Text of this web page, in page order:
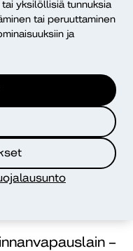
yksilöllisiä tunnuksia
tai peruuttaminen
ja
Katja
–